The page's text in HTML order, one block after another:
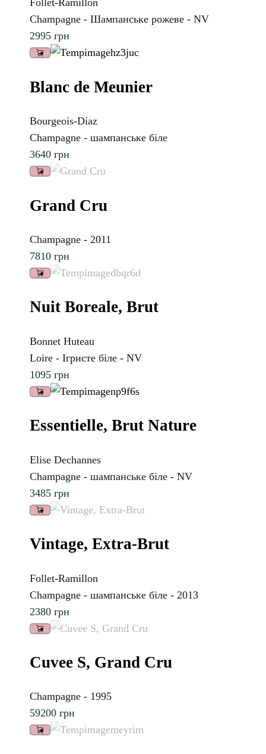
Follet-Ramillon
Champagne - Шампанське рожеве - NV
2995 грн
Blanc de Meunier
Bourgeois-Diaz
Champagne - шампанське біле
3640 грн
Grand Cru
Champagne - 2011
7810 грн
Nuit Boreale, Brut
Bonnet Huteau
Loire - Ігристе біле - NV
1095 грн
Essentielle, Brut Nature
Elise Dechannes
Champagne - шампанське біле - NV
3485 грн
Vintage, Extra-Brut
Follet-Ramillon
Champagne - шампанське біле - 2013
2380 грн
Cuvee S, Grand Cru
Champagne - 1995
59200 грн